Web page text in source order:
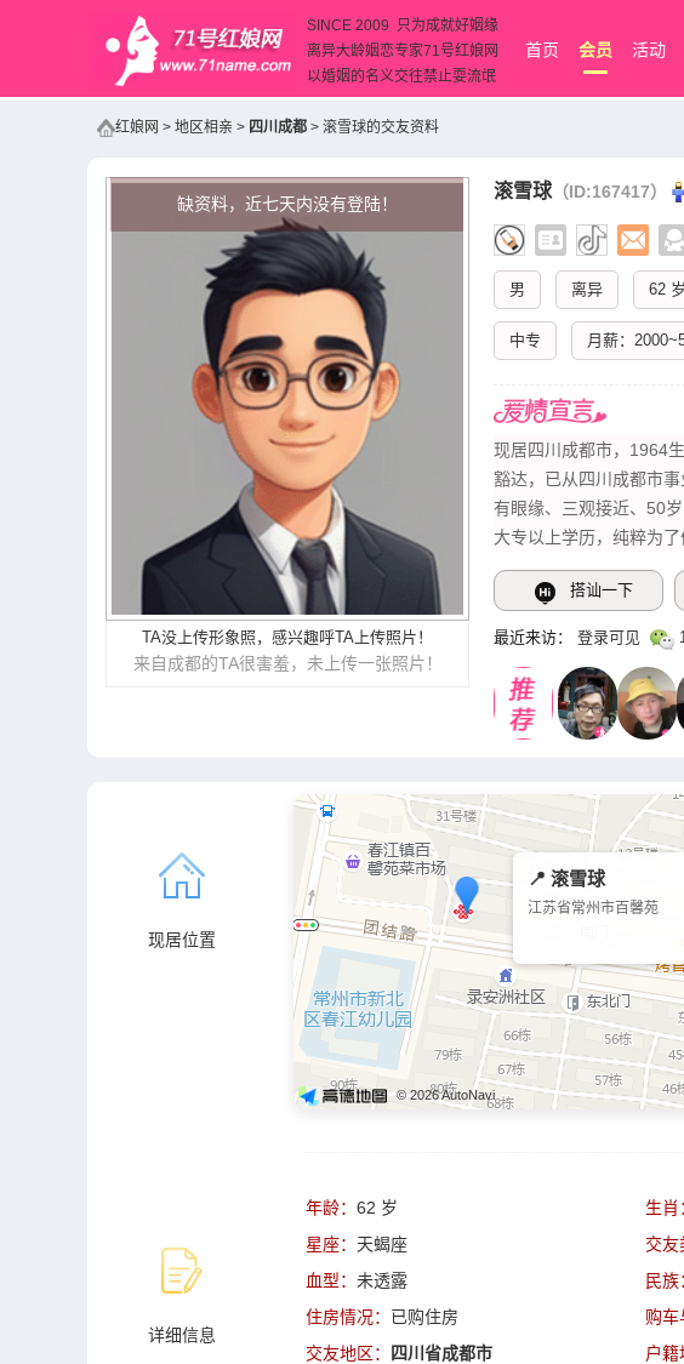
SINCE 2009 只为成就好姻缘
离异大龄姻恋专家71号红娘网
以婚姻的名义交往禁止耍流氓
首页 会员 活动
红娘网 > 地区相亲 > 四川成都 > 滚雪球的交友资料
缺资料，近七天内没有登陆！
TA没上传形象照 ， 感兴趣呼TA上传照片 ！
来自成都的TA很害羞，未上传一张照片！
滚雪球（ID:167417）
男 离异 62 岁
中专 月薪：
现居四川成都市，1964
豁达，已从四川成都市
有眼缘、三观接近、50
大专以上学历，纯粹为了
搭讪一下
最近来访： 登录可见
现居位置
📍 滚雪球
江苏省常州市百馨苑
© 2026 AutoNavi
详细信息
年龄： 62 岁 生肖
星座： 天蝎座 交友
血型： 未透露 民族
住房情况： 已购住房 购车
交友地区：
四川省成都市 户籍